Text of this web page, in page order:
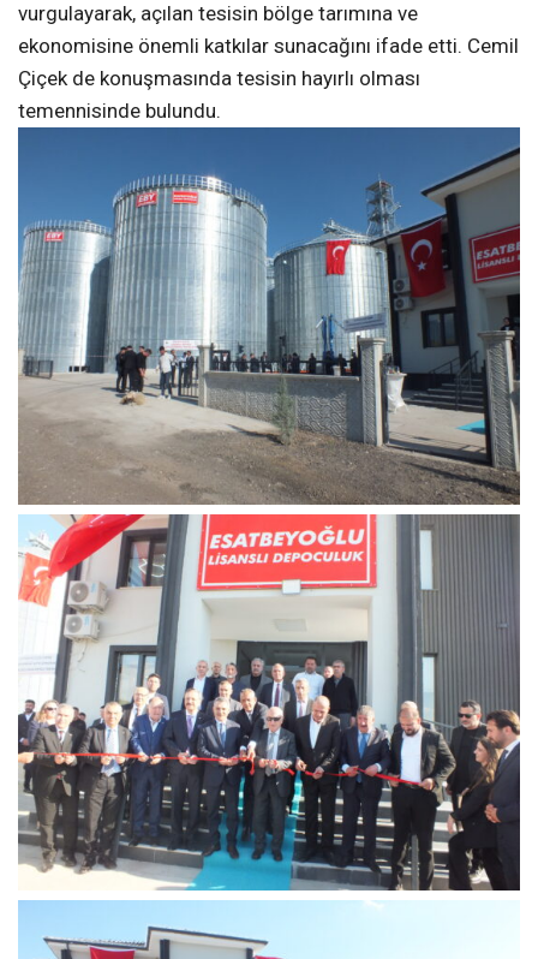
vurgulayarak, açılan tesisin bölge tarımına ve
ekonomisine önemli katkılar sunacağını ifade etti. Cemil
Çiçek de konuşmasında tesisin hayırlı olması
temennisinde bulundu.